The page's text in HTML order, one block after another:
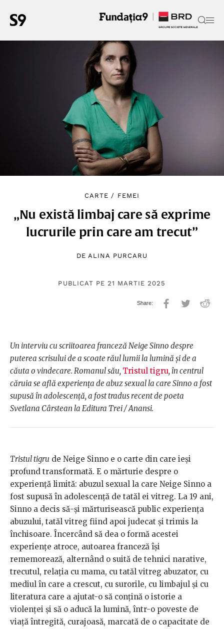
CARTE / FEMEI
„Nu există limbaj care să exprime
lucrurile prin care am trecut”
DEALINA PURCARU
PUBLICAT PE 21 MARTIE 2025
Un interviu cu scriitoarea franceză Neige Sinno despre
puterea scrisului de a scoate răul lumii la lumină și de a
căuta o vindecare. Romanul său, Tristul tigru, în centrul
căruia se află experiența de abuz sexual la care Sinno a fost
supusă în adolescență, a fost tradus recent de poeta
Svetlana Cârstean la Editura Trei / Anansi.
Tristul tigru de Neige Sinno e o carte din care ieși
profund transformată. E o mărturie despre o
experiență limită: abuzul sexual la care Neige Sinno a
fost supusă în adolescență de tatăl ei vitreg. La 19 ani,
Sinno a decis să-și mărturisească public experiența
abuzului, tatăl vitreg fiind apoi judecat și trimis la
închisoare. Încercând să dea o formă acestei
experiențe atroce, autoarea franceză își
rememorează, alternând o suită de tehnici narative,
trecutul, relația cu mama, cu tatăl vitreg abuzator, cu
mediul în care a crescut, cu surorile, cu limbajul și cu
literatura care a ajutat-o să conțină o istorie a
violenței și să o aducă la lumină, într-o poveste de
viață întregită, curajoasă, marcată de o capacitate de